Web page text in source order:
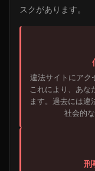
スクがあります。
違法サイトにアク
これにより、あな
ます。過去には違
社会的
刑